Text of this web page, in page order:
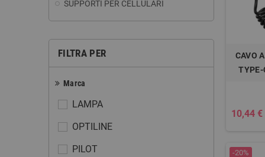
SUPPORTI PER CELLULARI
FILTRA PER
Marca
LAMPA
OPTILINE
PILOT
CAVO
TYPE-
10,44 €
-20%